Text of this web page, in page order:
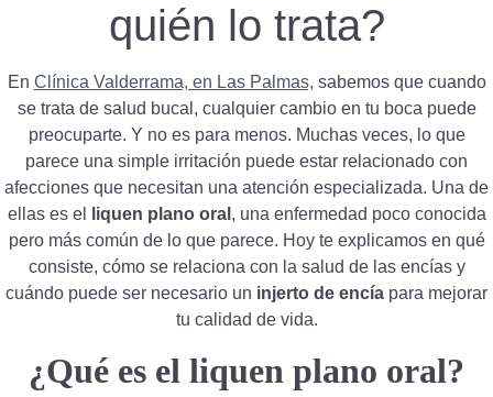
quién lo trata?
En Clínica Valderrama, en Las Palmas, sabemos que cuando
se trata de salud bucal, cualquier cambio en tu boca puede
preocuparte. Y no es para menos. Muchas veces, lo que
parece una simple irritación puede estar relacionado con
afecciones que necesitan una atención especializada. Una de
ellas es el
liquen plano oral , una enfermedad poco conocida
pero más común de lo que parece. Hoy te explicamos en qué
consiste, cómo se relaciona con la salud de las encías y
cuándo puede ser necesario un injerto de encía para mejorar
tu calidad de vida.
¿Qué es el liquen plano oral?